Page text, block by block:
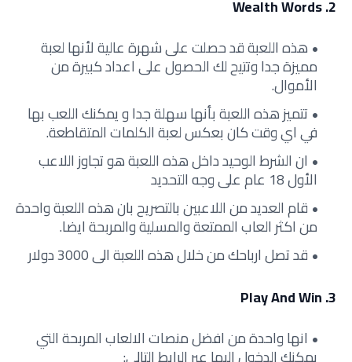
2. Wealth Words
هذه اللعبة قد حصلت على شهرة عالية لأنها لعبة
مميزة جدا وتتيح لك الحصول على اعداد كبيرة من
الأموال.
تتميز هذه اللعبة بأنها سهلة جدا و يمكنك اللعب بها
في اي وقت كان بعكس لعبة الكلمات المتقاطعة.
ان الشرط الوحيد داخل هذه اللعبة هو تجاوز اللاعب
الأول 18 عام على وجه التحديد
قام العديد من اللاعبين بالتصريح بان هذه اللعبة واحدة
من اكثر العاب الممتعة والمسلية والمربحة ايضا.
قد تصل ارباحك من خلال هذه اللعبة الى 3000 دولار
3. Play And Win
انها واحدة من افضل منصات الالعاب المربحة التي